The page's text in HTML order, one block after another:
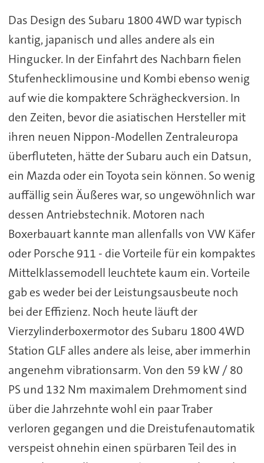
Das Design des Subaru 1800 4WD war typisch
kantig, japanisch und alles andere als ein
Hingucker. In der Einfahrt des Nachbarn fielen
Stufenhecklimousine und Kombi ebenso wenig
auf wie die kompaktere Schrägheckversion. In
den Zeiten, bevor die asiatischen Hersteller mit
ihren neuen Nippon-Modellen Zentraleuropa
überfluteten, hätte der Subaru auch ein Datsun,
ein Mazda oder ein Toyota sein können. So wenig
auffällig sein Äußeres war, so ungewöhnlich war
dessen Antriebstechnik. Motoren nach
Boxerbauart kannte man allenfalls von VW Käfer
oder Porsche 911 - die Vorteile für ein kompaktes
Mittelklassemodell leuchtete kaum ein. Vorteile
gab es weder bei der Leistungsausbeute noch
bei der Effizienz. Noch heute läuft der
Vierzylinderboxermotor des Subaru 1800 4WD
Station GLF alles andere als leise, aber immerhin
angenehm vibrationsarm. Von den 59 kW / 80
PS und 132 Nm maximalem Drehmoment sind
über die Jahrzehnte wohl ein paar Traber
verloren gegangen und die Dreistufenautomatik
verspeist ohnehin einen spürbaren Teil des in